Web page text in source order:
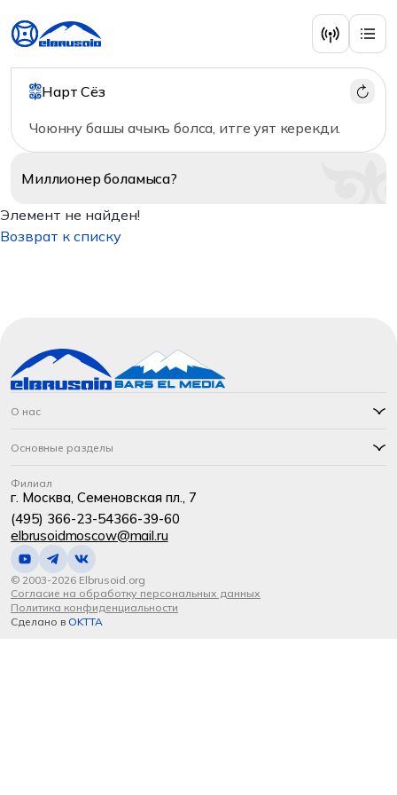
Нарт Сёз
Чоюнну башы ачыкъ болса, итге уят керекди.
Миллионерболамыса?
Элемент не найден!
Возврат к списку
О нас
Основные разделы
Филиал
г. Москва, Семеновская пл., 7
(495) 366-23-54366-39-60
elbrusoidmoscow@mail.ru
© 2003-2026 Elbrusoid.org
Согласие на обработку персональных данных
Политика конфиденциальности
Сделано в OKTTA